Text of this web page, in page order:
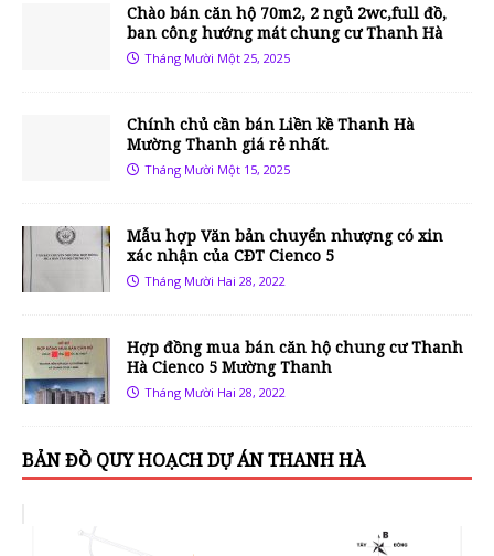
Chào bán căn hộ 70m2, 2 ngủ 2wc,full đồ,
ban công hướng mát chung cư Thanh Hà
Tháng Mười Một 25, 2025
Chính chủ cần bán Liền kề Thanh Hà
Mường Thanh giá rẻ nhất.
Tháng Mười Một 15, 2025
Mẫu hợp Văn bản chuyển nhượng có xin
xác nhận của CĐT Cienco 5
Tháng Mười Hai 28, 2022
Hợp đồng mua bán căn hộ chung cư Thanh
Hà Cienco 5 Mường Thanh
Tháng Mười Hai 28, 2022
BẢN ĐỒ QUY HOẠCH DỰ ÁN THANH HÀ